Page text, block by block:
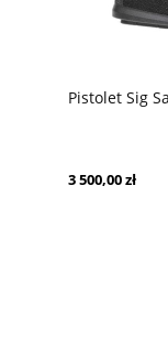
Pistolet Sig
3 500,00 zł